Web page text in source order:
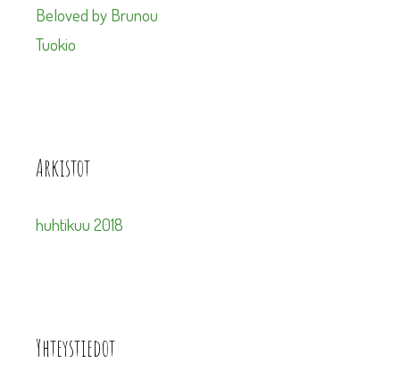
Beloved by Brunou
Tuokio
Arkistot
huhtikuu 2018
Yhteystiedot